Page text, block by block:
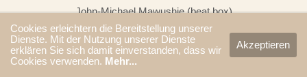
John-Michael Mawushie (beat box)
Cookies erleichtern die Bereitstellung unserer
Dienste. Mit der Nutzung unserer Dienste
erklären Sie sich damit einverstanden, dass wir
Cookies verwenden. Mehr...
Akzeptieren